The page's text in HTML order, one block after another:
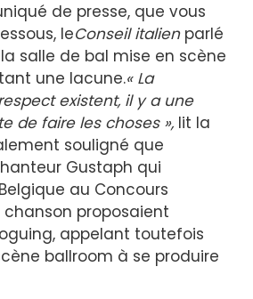
de presse, que vous
leConseil italienparlé
salle de bal mise en scène
une lacune.« La
existent, il y a une
de faire les choses », lit la
souligné que
Gustaph qui
au Concours
chanson proposaient
appelant toutefois
ballroom à se produire